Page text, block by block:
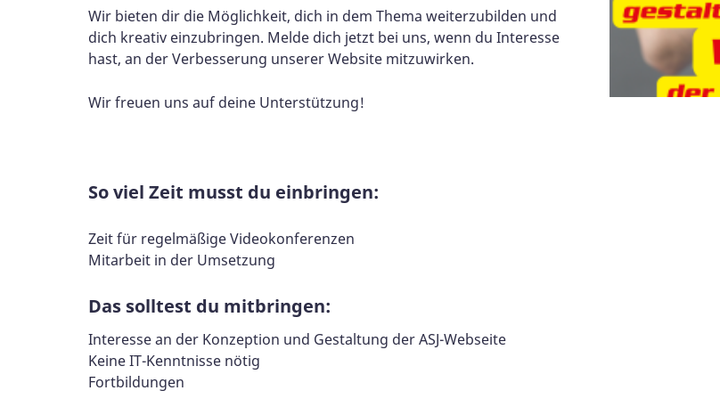
Wir bieten dir die Möglichkeit, dich in dem Thema weiterzubilden und
dich kreativ einzubringen. Melde dich jetzt bei uns, wenn du Interesse
hast, an der Verbesserung unserer Website mitzuwirken.
Wir freuen uns auf deine Unterstützung!
So viel Zeit musst du einbringen:
Zeit für regelmäßige Videokonferenzen
Mitarbeit in der Umsetzung
Das solltest du mitbringen:
Interesse an der Konzeption und Gestaltung der ASJ-Webseite
Keine IT-Kenntnisse nötig
Fortbildungen